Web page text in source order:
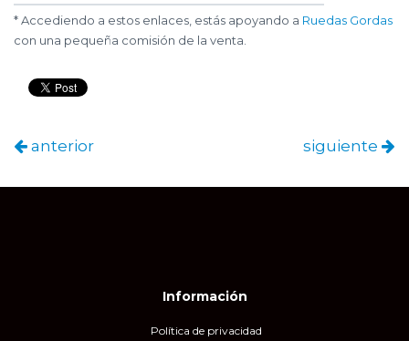
* Accediendo a estos enlaces, estás apoyando a Ruedas Gordas
con una pequeña comisión de la venta.
anterior siguiente
Información
Política de privacidad